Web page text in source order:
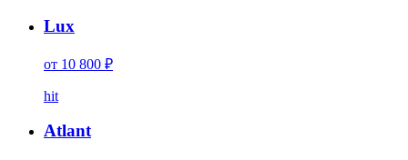
Lux
от 10 800 ₽
hit
Atlant